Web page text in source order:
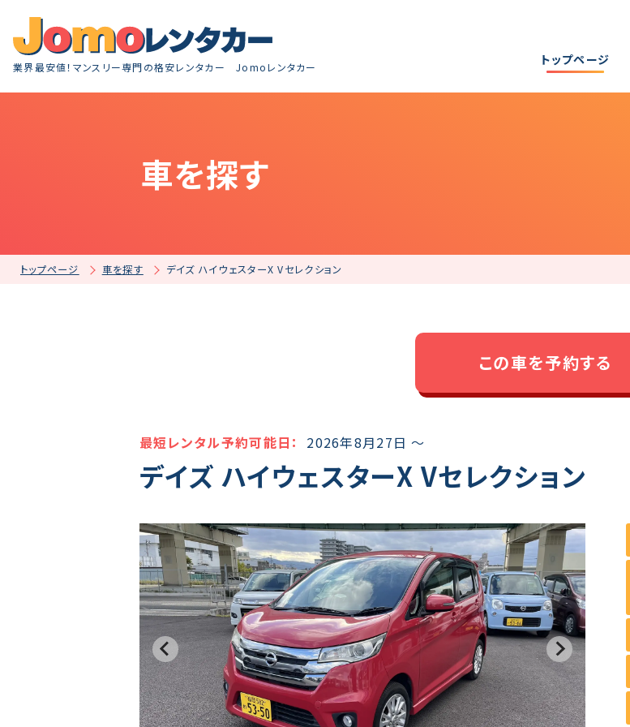
業界最安値！マンスリー専門の格安レンタカー Jomoレンタカー トップページ
車を探す
トップページ 車を探す デイズ ハイウェスターX Vセレクション
この車を予約する
最短レンタル予約可能日： 2026年8月27日 ～
デイズ ハイウェスターX Vセレクション